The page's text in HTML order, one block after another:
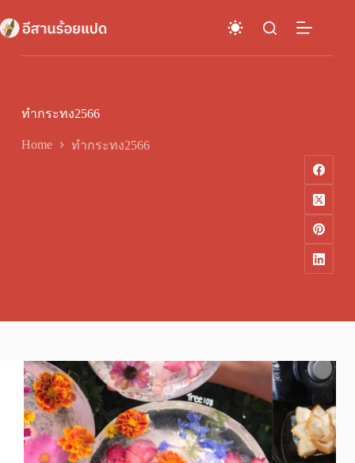
to
content
ทำกระทง2566
Home ทำกระทง2566